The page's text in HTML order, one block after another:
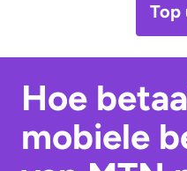
Top
Hoe
mobiele